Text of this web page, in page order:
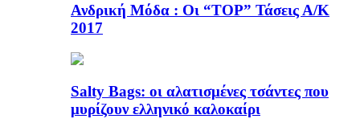
Ανδρική Μόδα : Οι “TOP” Τάσεις Α/Κ
2017
Salty Bags: οι αλατισμένες τσάντες που
μυρίζουν ελληνικό καλοκαίρι